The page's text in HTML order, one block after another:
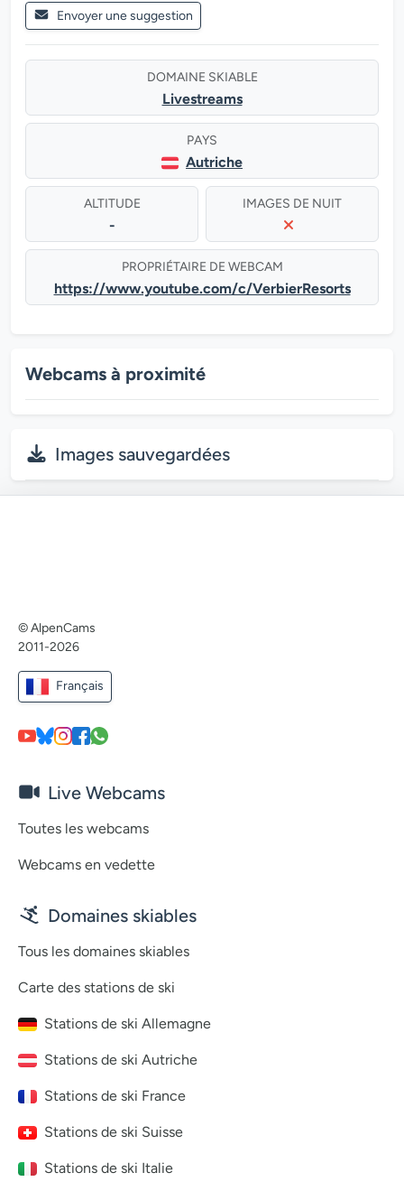
Envoyer une suggestion
DOMAINE SKIABLE
Livestreams
PAYS
Autriche
ALTITUDE
-
IMAGES DE NUIT
PROPRIÉTAIRE DE WEBCAM
https://www.youtube.com/c/VerbierResorts
Webcams à proximité
Images sauvegardées
© AlpenCams
2011-2026
Français
Live Webcams
Toutes les webcams
Webcams en vedette
Domaines skiables
Tous les domaines skiables
Carte des stations de ski
Stations de ski Allemagne
Stations de ski Autriche
Stations de ski France
Stations de ski Suisse
Stations de ski Italie